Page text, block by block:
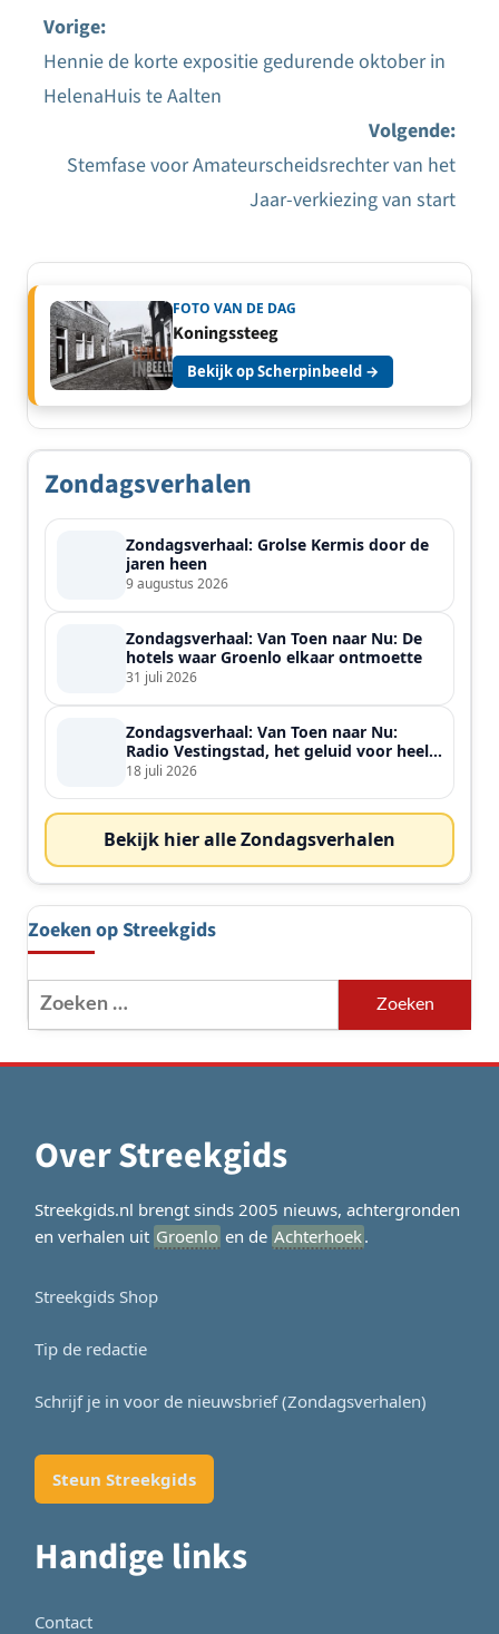
Bericht
Vorige:
Hennie de korte expositie gedurende oktober in
HelenaHuis te Aalten
Volgende:
Stemfase voor Amateurscheidsrechter van het
Jaar-verkiezing van start
FOTO VAN DE DAG
Koningssteeg
Bekijk op Scherpinbeeld →
Zondagsverhalen
Zondagsverhaal: Grolse Kermis door de
jaren heen
9 augustus 2026
Zondagsverhaal: Van Toen naar Nu: De
hotels waar Groenlo elkaar ontmoette
31 juli 2026
Zondagsverhaal: Van Toen naar Nu:
Radio Vestingstad, het geluid voor heel
de streek
18 juli 2026
Bekijk hier alle Zondagsverhalen
Zoeken op Streekgids
Zoeken
naar:
Over Streekgids
Streekgids.nl brengt sinds 2005 nieuws, achtergronden
en verhalen uit Groenlo en de Achterhoek.
Streekgids Shop
Tip de redactie
Schrijf je in voor de nieuwsbrief (Zondagsverhalen)
Steun Streekgids
Handige links
Contact